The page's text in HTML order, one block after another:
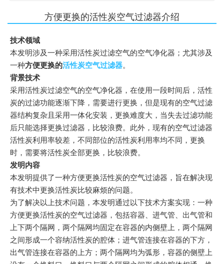
方便更换的活性炭空气过滤器介绍
技术领域
本发明涉及一种采用活性炭过滤空气的空气净化器；尤其涉及
一种方便更换的活性炭空气过滤器。
背景技术
采用活性炭过滤空气的空气净化器，在使用一段时间后，活性
炭的过滤功能逐渐下降，需要进行更换，但是现有的空气过滤
器结构复杂且采用一体化安装，更换难度大，当失去过滤功能
后只能选择更换过滤器，比较浪费。此外，现有的空气过滤器
活性炭利用率较差，不同部位的活性炭利用率均不同，更换
时，需要将活性炭全部更换，比较浪费。
发明内容
本发明提供了一种方便更换活性炭的空气过滤器，旨在解决现
有技术中更换活性炭比较麻烦的问题。
为了解决以上技术问题，本发明通过以下技术方案实现：一种
方便更换活性炭的空气过滤器，包括容器、进气管、出气管和
上下两个隔网，两个隔网均固定在容器的内侧壁上，两个隔网
之间形成一个容纳活性炭的腔体；进气管连接在容器的下方，
出气管连接在容器的上方；两个隔网均为弧形，容器的侧壁上